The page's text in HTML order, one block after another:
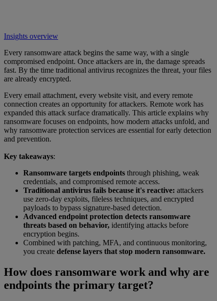
Insights overview
Every ransomware attack begins the same way, with a single
compromised endpoint. Once attackers are in, the damage spreads
fast. By the time traditional antivirus recognizes the threat, your files
are already encrypted.
Every email attachment, every website visit, and every remote
connection creates an opportunity for attackers. Remote work has
expanded this attack surface dramatically. This article explains why
ransomware focuses on endpoints, how modern attacks unfold, and
why ransomware protection services are essential for early detection
and prevention.
Key takeaways:
Ransomware targets endpoints through phishing, weak
credentials, and compromised remote access.
Traditional antivirus fails because it's reactive: attackers
use zero-day exploits, fileless techniques, and encrypted
payloads to bypass signature-based detection.
Advanced endpoint protection detects ransomware
threats based on behavior, identifying attacks before
encryption begins.
Combined with patching, MFA, and continuous monitoring,
you create defense layers that stop modern ransomware.
How does ransomware work and why are
endpoints the primary target?